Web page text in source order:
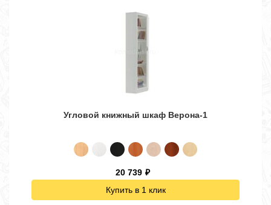
Угловой книжный шкаф Верона-1
20 739 ₽
Купить в 1 клик